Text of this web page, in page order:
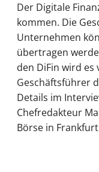
Der Digitale
kommen. Die
Unternehmen
übertragen
den DiFin wird es
Geschäftsführer
Details im
Chefredakteur
Börse in